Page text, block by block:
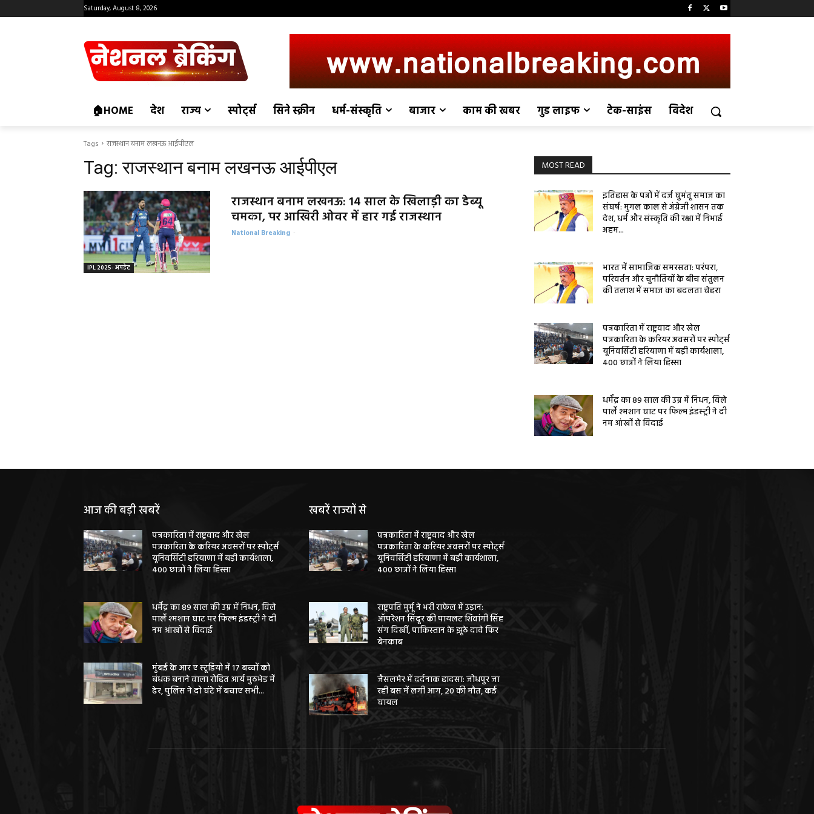
Saturday, August 8, 2026
🏠HOME देश राज्य स्पोर्ट्स सिने स्क्रीन धर्म-संस्कृति बाजार काम की खबर गुड लाइफ टेक-साइंस विदेश
Tags राजस्थान बनाम लखनऊ आईपीएल
Tag:राजस्थान बनाम लखनऊ आईपीएल
IPL 2025- अपडेट
राजस्थान बनाम लखनऊ: 14 साल के खिलाड़ी का डेब्यू
चमका, पर आखिरी ओवर में हार गई राजस्थान
National Breaking -
MOST READ
इतिहास के पन्नों में दर्ज घुमंतू समाज का
संघर्ष: मुगल काल से अंग्रेजी शासन तक
देश, धर्म और संस्कृति की रक्षा में निभाई
अहम...
भारत में सामाजिक समरसता: परंपरा,
परिवर्तन और चुनौतियों के बीच संतुलन
की तलाश में समाज का बदलता चेहरा
पत्रकारिता में राष्ट्रवाद और खेल
पत्रकारिता के करियर अवसरों पर स्पोर्ट्स
यूनिवर्सिटी हरियाणा में बड़ी कार्यशाला,
400 छात्रों ने लिया हिस्सा
धर्मेंद्र का 89 साल की उम्र में निधन, विले
पार्ले श्मशान घाट पर फिल्म इंडस्ट्री ने दी
नम आंखों से विदाई
आज की बड़ी खबरें
पत्रकारिता में राष्ट्रवाद और खेल
पत्रकारिता के करियर अवसरों पर स्पोर्ट्स
यूनिवर्सिटी हरियाणा में बड़ी कार्यशाला,
400 छात्रों ने लिया हिस्सा
धर्मेंद्र का 89 साल की उम्र में निधन, विले
पार्ले श्मशान घाट पर फिल्म इंडस्ट्री ने दी
नम आंखों से विदाई
मुंबई के आर ए स्टूडियो में 17 बच्चों को
बंधक बनाने वाला रोहित आर्य मुठभेड़ में
ढेर, पुलिस ने दो घंटे में बचाए सभी...
खबरें राज्यों से
पत्रकारिता में राष्ट्रवाद और खेल
पत्रकारिता के करियर अवसरों पर स्पोर्ट्स
यूनिवर्सिटी हरियाणा में बड़ी कार्यशाला,
400 छात्रों ने लिया हिस्सा
राष्ट्रपति मुर्मू ने भरी राफेल में उड़ान:
ऑपरेशन सिंदूर की पायलट शिवांगी सिंह
संग दिखीं, पाकिस्तान के झूठे दावे फिर
बेनकाब
जैसलमेर में दर्दनाक हादसा: जोधपुर जा
रही बस में लगी आग, 20 की मौत, कई
घायल